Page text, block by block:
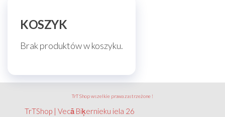
KOSZYK
Brak produktów w koszyku.
TrT Shop wszelkie prawa zastrzeżone !
TrTShop | Vecā Biķernieku iela 26